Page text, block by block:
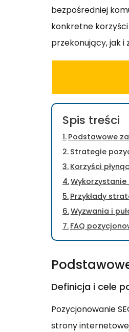
bezpośredniej
konkretne
przekonujący, jak i
Spis treści
Podstawowe
Strategie
Korzyści
Wykorzystanie
Przykłady
Wyzwania i
FAQ
Definicja i cele
Pozycjonowanie
strony